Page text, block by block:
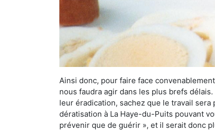
Ainsi donc, pour faire face
nous faudra agir dans les plus brefs
leur éradication, sachez que le travail
dératisation à La Haye-du-Puits pouvant
prévenir que de guérir », et il serait donc